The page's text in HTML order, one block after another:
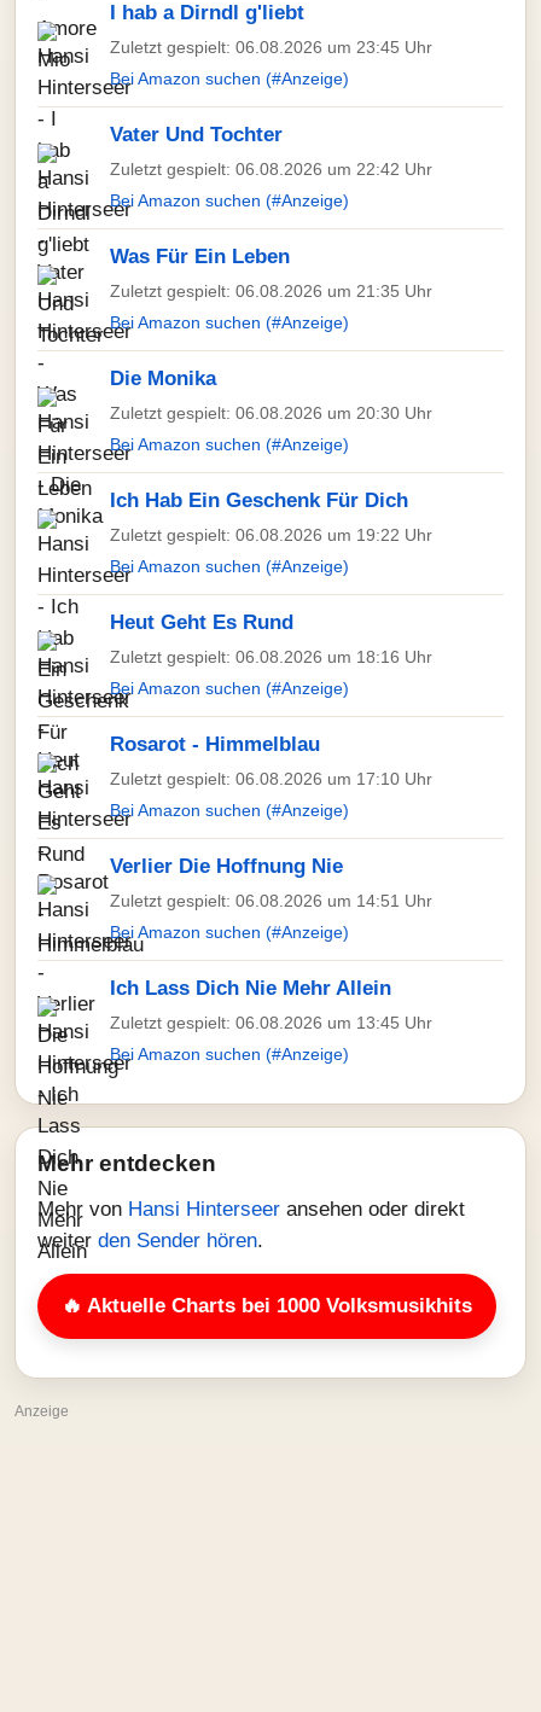
I hab a Dirndl g'liebt
Zuletzt gespielt: 06.08.2026 um 23:45 Uhr
Bei Amazon suchen (#Anzeige)
Vater Und Tochter
Zuletzt gespielt: 06.08.2026 um 22:42 Uhr
Bei Amazon suchen (#Anzeige)
Was Für Ein Leben
Zuletzt gespielt: 06.08.2026 um 21:35 Uhr
Bei Amazon suchen (#Anzeige)
Die Monika
Zuletzt gespielt: 06.08.2026 um 20:30 Uhr
Bei Amazon suchen (#Anzeige)
Ich Hab Ein Geschenk Für Dich
Zuletzt gespielt: 06.08.2026 um 19:22 Uhr
Bei Amazon suchen (#Anzeige)
Heut Geht Es Rund
Zuletzt gespielt: 06.08.2026 um 18:16 Uhr
Bei Amazon suchen (#Anzeige)
Rosarot - Himmelblau
Zuletzt gespielt: 06.08.2026 um 17:10 Uhr
Bei Amazon suchen (#Anzeige)
Verlier Die Hoffnung Nie
Zuletzt gespielt: 06.08.2026 um 14:51 Uhr
Bei Amazon suchen (#Anzeige)
Ich Lass Dich Nie Mehr Allein
Zuletzt gespielt: 06.08.2026 um 13:45 Uhr
Bei Amazon suchen (#Anzeige)
Mehr entdecken
Mehr von Hansi Hinterseer ansehen oder direkt
weiter den Sender hören.
🔥 Aktuelle Charts bei 1000 Volksmusikhits
Anzeige